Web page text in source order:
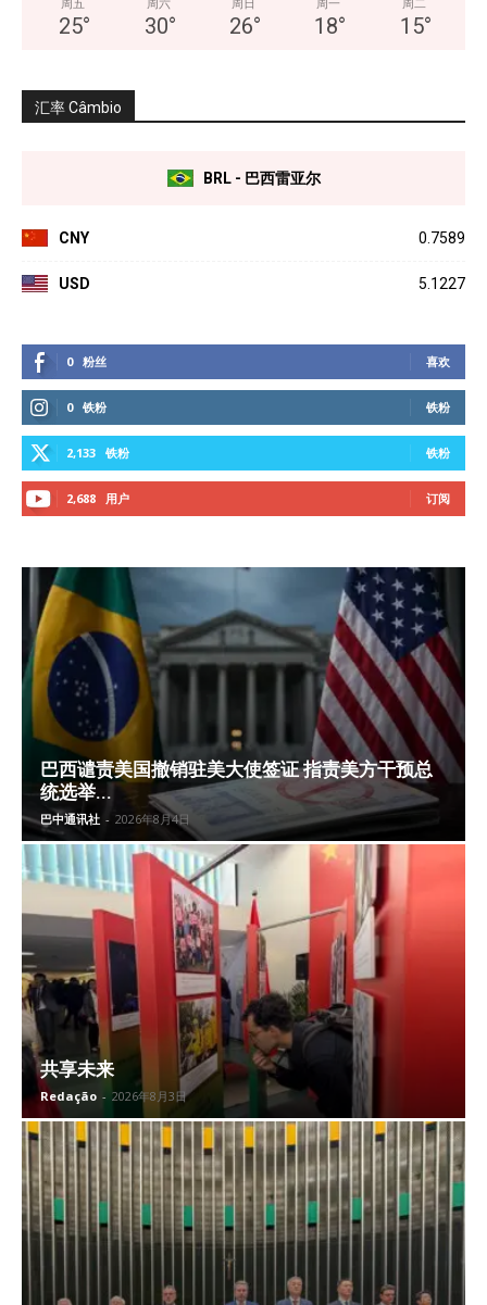
周五
25°
周六
30°
周日
26°
周一
18°
周二
15°
汇率 Câmbio
BRL - 巴西雷亚尔
CNY 0.7589
USD 5.1227
0 粉丝 喜欢
0 铁粉 铁粉
2,133 铁粉 铁粉
2,688 用户 订阅
巴西谴责美国撤销驻美大使签证 指责美方干预总
统选举...
巴中通讯社 - 2026年8月4日
共享未来
Redação - 2026年8月3日